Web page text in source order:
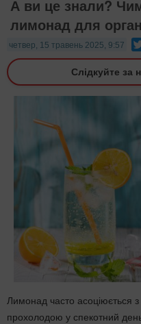
А ви це знали?
лимонад для
четвер, 15 травень 2025, 9:57
Слідкуйте за
Лимонад часто асоціюється
прохолодою у спекотний